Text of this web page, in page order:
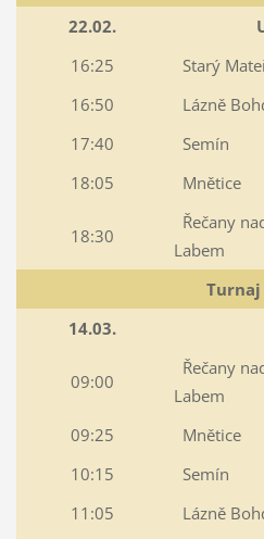
22.02.
16:25
Starý
16:50
Lázně
17:40
Semín
18:05
Mnětice
18:30
Řečany
Labem
Turnaj
14.03.
09:00
Řečany
Labem
09:25 Mnětice
10:15
Semín
11:05
Lázně